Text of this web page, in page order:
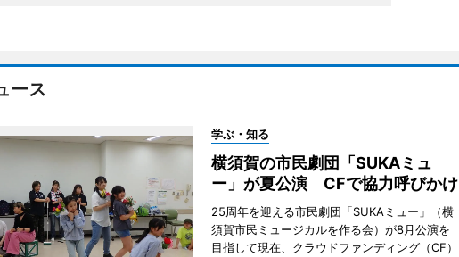
ース
学ぶ・知る
横須賀の市民劇団「SUKAミュ
ー」が夏公演 CFで協力呼びかけ
25周年を迎える市民劇団「SUKAミュー」（横
須賀市民ミュージカルを作る会）が8月公演を
目指して現在、クラウドファンディング（CF）